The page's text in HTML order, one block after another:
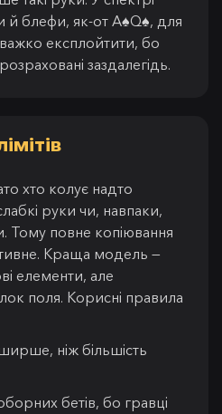
й блефи, як-от A♠Q♠, для
експлойтити, бо
заздалегідь.
хто колує надто
руки чи, навпаки,
Тому повне копіювання
Краща модель —
елементи, але
поля. Корисні правила
ніж більшість
бетів, бо гравці